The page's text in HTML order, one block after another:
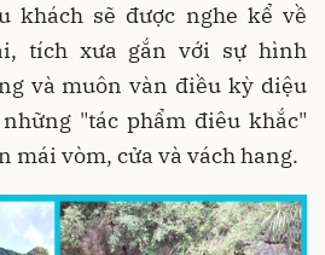
khách sẽ được nghe kể về
tích xưa gắn với sự hình
và muôn vàn điều kỳ diệu
"tác phẩm điêu khắc"
mái vòm, cửa và vách hang.